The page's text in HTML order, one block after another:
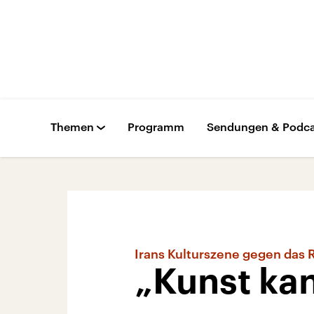
Themen Programm Sendungen &
Irans Kulturszene gegen das
„Kunst